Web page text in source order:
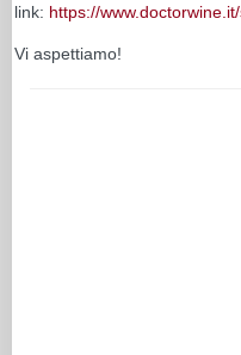
link: https://
Vi aspettiamo!